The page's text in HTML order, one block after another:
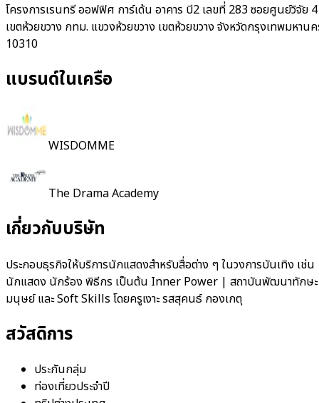
โครงการเรนทรี ออฟฟิศ การ์เด้น อาคาร บี2 เลขที่ 283 ซอยศูนย์วิจัย 4
เขตห้วยขวาง กทม. แขวงห้วยขวาง เขตห้วยขวาง จังหวัดกรุงเทพมหาน
10310
แบรนด์ในเครือ
WISDOMME
The Drama Academy
เกี่ยวกับบริษัท
ประกอบธุรกิจให้บริการนักแสดงสำหรับสื่อต่าง ๆ ในวงการบันเทิง เช่น
นักแสดง นักร้อง พิธีกร เป็นต้น Inner Power | สถาบันพัฒนาทักษะ
มนุษย์ และ Soft Skills โดยครูเงาะ รสสุคนธ์ กองเกตุ
สวัสดิการ
ประกันกลุ่ม
ท่องเที่ยวประจำปี